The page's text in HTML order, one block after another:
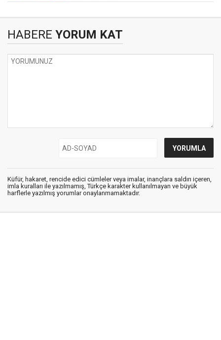
HABERE YORUM KAT
Küfür, hakaret, rencide edici cümleler veya imalar, inançlara saldırı içeren,
imla kuralları ile yazılmamış, Türkçe karakter kullanılmayan ve büyük
harflerle yazılmış yorumlar onaylanmamaktadır.